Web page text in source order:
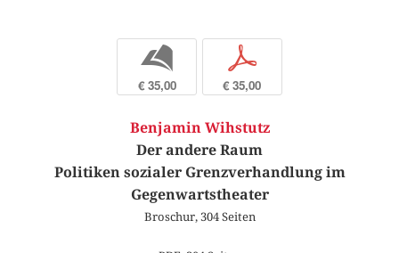
b
€ 35,00
p
€ 35,00
Benjamin Wihstutz
Der andere Raum
Politiken sozialer Grenzverhandlung im
Gegenwartstheater
Broschur, 304 Seiten